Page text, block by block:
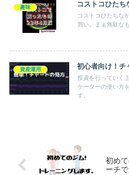
趣味 コストコひた
コストコひたちな
買い。まぁ無駄な
資産運用 初心者向け！
投資を行っていく
ケーターの使い方
す。
初め
ーチ